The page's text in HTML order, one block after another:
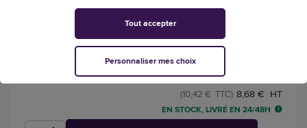
Référence :
5
Jeu d'intercalaires FIDUCIAL carte
renforcée Mylar A4 - 12 touches
8,68 € HT
(10,42 € TTC)
EN STOCK, LIVRÉ EN 24/48H
Personnaliser mes choix
Tout accepter